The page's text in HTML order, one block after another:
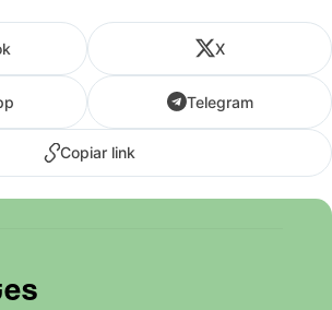
X
Telegram
Copiar link